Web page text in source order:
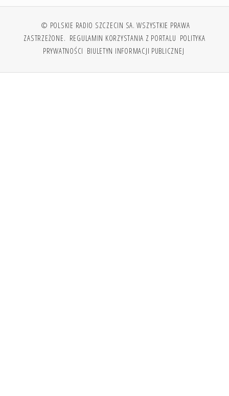
© POLSKIE RADIO SZCZECIN SA. WSZYSTKIE PRAWA
ZASTRZEŻONE. REGULAMIN KORZYSTANIA Z PORTALU POLITYKA
PRYWATNOŚCI BIULETYN INFORMACJI PUBLICZNEJ